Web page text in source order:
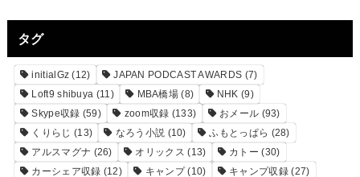
タグ
initialGz (12) JAPAN PODCAST AWARDS (7)
Loft9 shibuya (11) MBA橋場 (8) NHK (9)
Skype収録 (59) zoom収録 (133) おメール (93)
くりらじ (13) なろう小説 (10) ふもとっぱら (28)
アルスマグナ (26) オリックス (13) カトー (30)
カーシェア収録 (12) キャンプ(10) キャンプ収録(27)